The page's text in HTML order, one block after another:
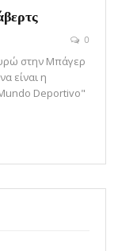
0
στην Μπάγερ
είναι η
Deportivo"